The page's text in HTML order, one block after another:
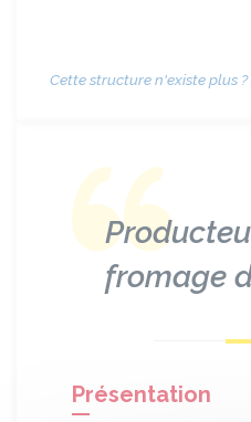
Cette structure n'existe plus
fromage
Présentation